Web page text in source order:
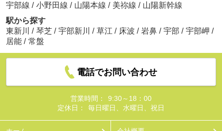
宇部線 / 小野田線 / 山陽本線 / 美祢線 / 山陽新幹線
駅から探す
東新川
/ 琴芝 / 宇部新川 / 草江 / 床波 / 岩鼻 / 宇部 / 宇部岬 /
居能 / 常盤
電話でお問い合わせ
営業時間：
9:30～18：00
定休日：
毎日曜日、水曜日、祝日